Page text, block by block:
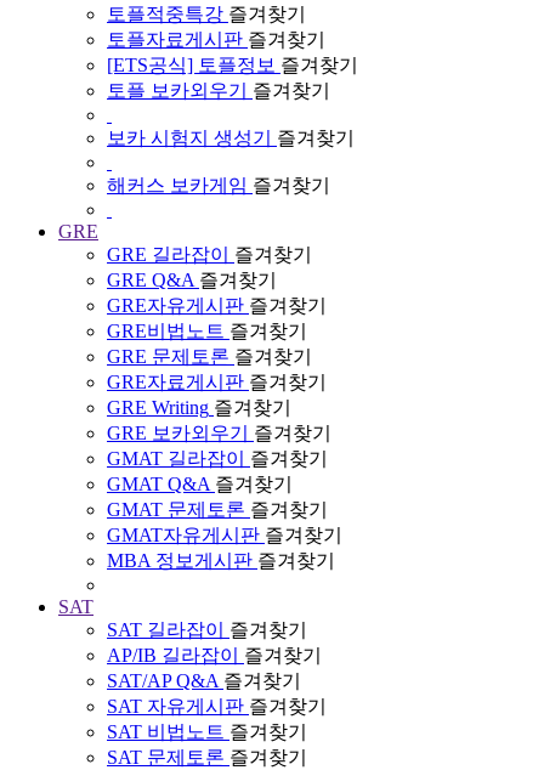
토플적중특강 즐겨찾기
토플자료게시판 즐겨찾기
[ETS공식] 토플정보 즐겨찾기
토플 보카외우기
즐겨찾기
보카 시험지 생성기 즐겨찾기
해커스 보카게임 즐겨찾기
GRE
GRE 길라잡이
즐겨찾기
GRE Q&A 즐겨찾기
GRE자유게시판 즐겨찾기
GRE비법노트 즐겨찾기
GRE 문제토론 즐겨찾기
GRE자료게시판 즐겨찾기
GRE Writing 즐겨찾기
GRE 보카외우기
즐겨찾기
GMAT 길라잡이
즐겨찾기
GMAT Q&A 즐겨찾기
GMAT 문제토론 즐겨찾기
GMAT자유게시판 즐겨찾기
MBA 정보게시판 즐겨찾기
SAT
SAT 길라잡이
즐겨찾기
AP/IB 길라잡이
즐겨찾기
SAT/AP Q&A 즐겨찾기
SAT 자유게시판 즐겨찾기
SAT 비법노트 즐겨찾기
SAT 문제토론 즐겨찾기